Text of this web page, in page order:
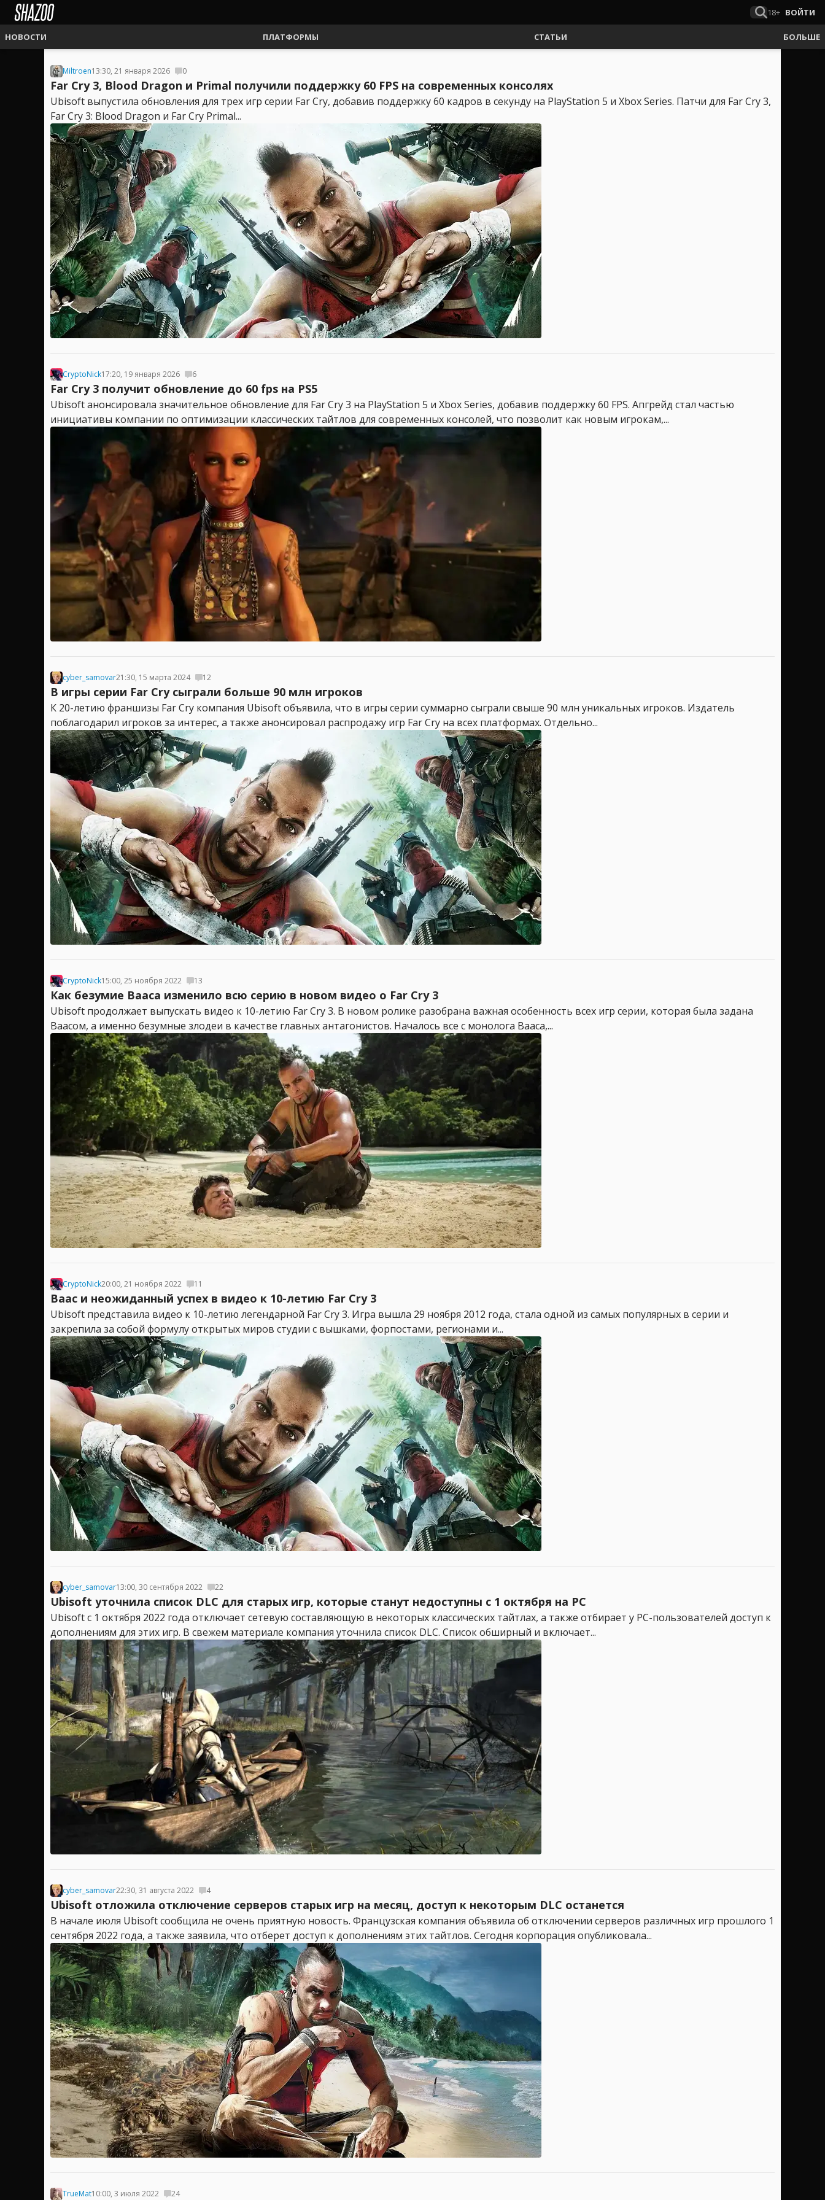
18+ ВОЙТИ
НОВОСТИ ПЛАТФОРМЫ СТАТЬИ БОЛЬШЕ
Miltroen13:30, 21 января 2026 0
Far Cry 3, Blood Dragon и Primal получили поддержку 60 FPS на современных консолях
Ubisoft выпустила обновления для трех игр серии Far Cry, добавив поддержку 60 кадров в секунду на PlayStation 5 и Xbox Series. Патчи для Far Cry 3,
Far Cry 3: Blood Dragon и Far Cry Primal...
CryptoNick17:20, 19 января 2026 6
Far Cry 3 получит обновление до 60 fps на PS5
Ubisoft анонсировала значительное обновление для Far Cry 3 на PlayStation 5 и Xbox Series, добавив поддержку 60 FPS. Апгрейд стал частью
инициативы компании по оптимизации классических тайтлов для современных консолей, что позволит как новым игрокам,...
cyber_samovar21:30, 15 марта 2024 12
В игры серии Far Cry сыграли больше 90 млн игроков
К 20-летию франшизы Far Cry компания Ubisoft объявила, что в игры серии суммарно сыграли свыше 90 млн уникальных игроков. Издатель
поблагодарил игроков за интерес, а также анонсировал распродажу игр Far Cry на всех платформах. Отдельно...
CryptoNick15:00, 25 ноября 2022 13
Как безумие Вааса изменило всю серию в новом видео о Far Cry 3
Ubisoft продолжает выпускать видео к 10-летию Far Cry 3. В новом ролике разобрана важная особенность всех игр серии, которая была задана
Ваасом, а именно безумные злодеи в качестве главных антагонистов. Началось все с монолога Вааса,...
CryptoNick20:00, 21 ноября 2022 11
Ваас и неожиданный успех в видео к 10-летию Far Cry 3
Ubisoft представила видео к 10-летию легендарной Far Cry 3. Игра вышла 29 ноября 2012 года, стала одной из самых популярных в серии и
закрепила за собой формулу открытых миров студии с вышками, форпостами, регионами и...
cyber_samovar13:00, 30 сентября 2022 22
Ubisoft уточнила список DLC для старых игр, которые станут недоступны с 1 октября на PC
Ubisoft с 1 октября 2022 года отключает сетевую составляющую в некоторых классических тайтлах, а также отбирает у PC-пользователей доступ к
дополнениям для этих игр. В свежем материале компания уточнила список DLC. Список обширный и включает...
cyber_samovar22:30, 31 августа 2022 4
Ubisoft отложила отключение серверов старых игр на месяц, доступ к некоторым DLC останется
В начале июля Ubisoft сообщила не очень приятную новость. Французская компания объявила об отключении серверов различных игр прошлого 1
сентября 2022 года, а также заявила, что отберет доступ к дополнениям этих тайтлов. Сегодня корпорация опубликовала...
TrueMat10:00, 3 июля 2022 24